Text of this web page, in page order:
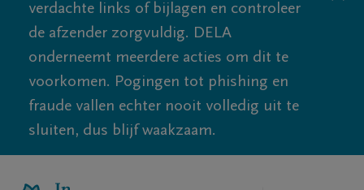
verdachte links of bijlagen en controleer
de afzender zorgvuldig. DELA
onderneemt meerdere acties om dit te
voorkomen. Pogingen tot phishing en
fraude vallen echter nooit volledig uit te
sluiten, dus blijf waakzaam.